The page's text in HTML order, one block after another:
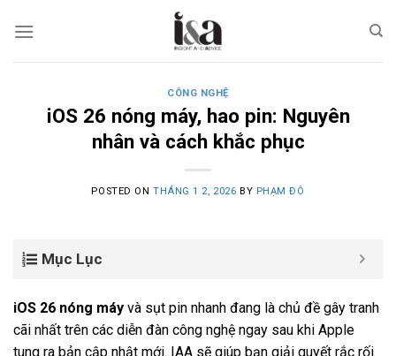
CÔNG NGHỆ
iOS 26 nóng máy, hao pin: Nguyên
nhân và cách khắc phục
POSTED ONTHÁNG 1 2, 2026 BY PHẠM ĐÔ
Mục Lục
iOS 26 nóng máy và sụt pin nhanh đang là chủ đề gây tranh
cãi nhất trên các diễn đàn công nghệ ngay sau khi Apple
tung ra bản cập nhật mới. IAA sẽ giúp bạn giải quyết rắc rối